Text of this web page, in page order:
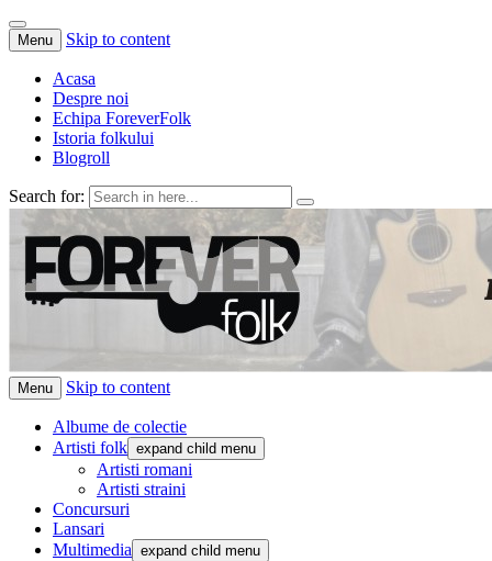
Menu Skip to content
Acasa
Despre noi
Echipa ForeverFolk
Istoria folkului
Blogroll
Search for:
ForeverFolk
Muzica sufletului tau
Menu Skip to content
Albume de colectie
Artisti folk expand child menu
Artisti romani
Artisti straini
Concursuri
Lansari
Multimedia expand child menu